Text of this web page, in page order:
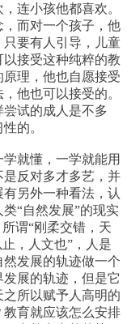
连小孩他都喜欢。
，而对一个孩子，他
要有人引导，儿童
接受这种纯粹的教
理，他也自愿接受
他也可以接受的。
试的成人是不多
的。
就懂，一学就能用
反对多才多艺，并
另外一种看法，认
“自然发展”的现实
谓“刚柔交错，天
，人文也”，人是
发展的轨迹做一个
展的轨迹，但是它
所以赋予人高明的
育就应该怎么安排